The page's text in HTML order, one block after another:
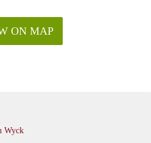
ON MAP
Wyck